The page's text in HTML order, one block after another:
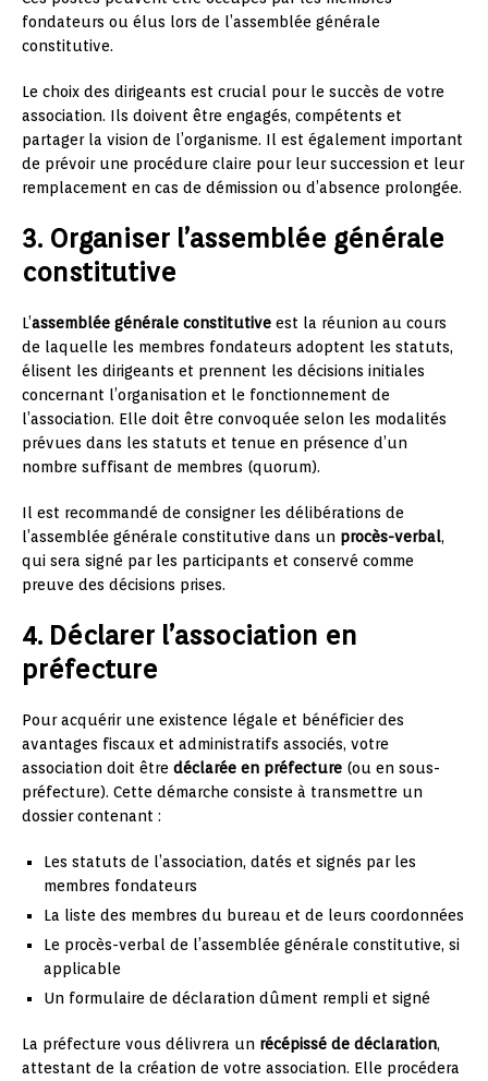
fondateurs ou élus lors de l’assemblée générale
constitutive.
Le choix des dirigeants est crucial pour le succès de votre
association. Ils doivent être engagés, compétents et
partager la vision de l’organisme. Il est également important
de prévoir une procédure claire pour leur succession et leur
remplacement en cas de démission ou d’absence prolongée.
3. Organiser l’assemblée générale
constitutive
L’assemblée générale constitutive est la réunion au cours
de laquelle les membres fondateurs adoptent les statuts,
élisent les dirigeants et prennent les décisions initiales
concernant l’organisation et le fonctionnement de
l’association. Elle doit être convoquée selon les modalités
prévues dans les statuts et tenue en présence d’un
nombre suffisant de membres (quorum).
Il est recommandé de consigner les délibérations de
l’assemblée générale constitutive dans un procès-verbal,
qui sera signé par les participants et conservé comme
preuve des décisions prises.
4. Déclarer l’association en
préfecture
Pour acquérir une existence légale et bénéficier des
avantages fiscaux et administratifs associés, votre
association doit être déclarée en préfecture (ou en sous-
préfecture). Cette démarche consiste à transmettre un
dossier contenant :
Les statuts de l’association, datés et signés par les
membres fondateurs
La liste des membres du bureau et de leurs coordonnées
Le procès-verbal de l’assemblée générale constitutive, si
applicable
Un formulaire de déclaration dûment rempli et signé
La préfecture vous délivrera un récépissé de déclaration,
attestant de la création de votre association. Elle procédera